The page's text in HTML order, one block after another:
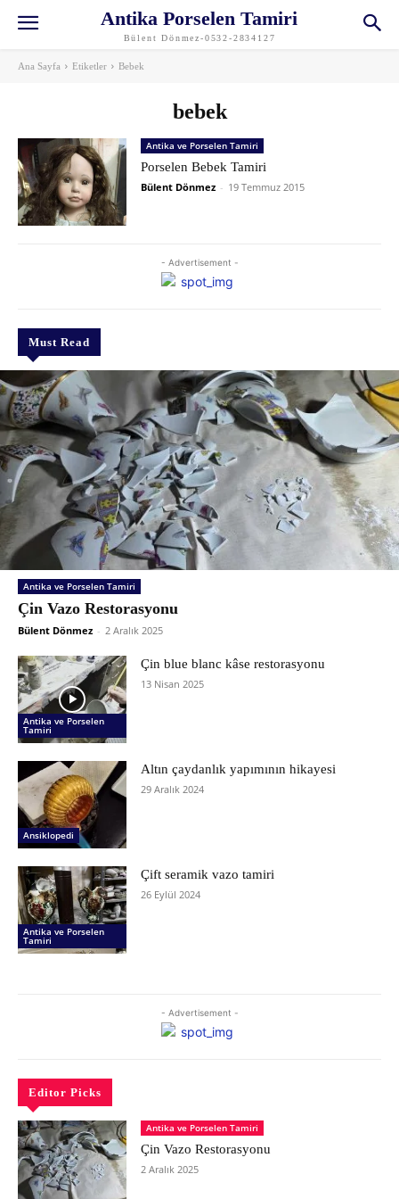
Antika Porselen Tamiri
Bülent Dönmez-0532-2834127
Ana Sayfa Etiketler Bebek
bebek
- Advertisement -
Must Read
Antika ve Porselen Tamiri
Çin Vazo Restorasyonu
Bülent Dönmez - 2 Aralık 2025
Antika ve Porselen
Tamiri
Çin blue blanc kâse restorasyonu
13 Nisan 2025
Ansiklopedi
Altın çaydanlık yapımının hikayesi
29 Aralık 2024
Antika ve Porselen
Tamiri
Çift seramik vazo tamiri
26 Eylül 2024
Antika ve Porselen Tamiri
Porselen Bebek Tamiri
Bülent Dönmez - 19 Temmuz 2015
- Advertisement -
Editor Picks
Antika ve Porselen Tamiri
Çin Vazo Restorasyonu
2 Aralık 2025